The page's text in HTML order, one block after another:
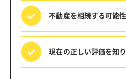
不動産を相続する可能
現在の正しい評価を知